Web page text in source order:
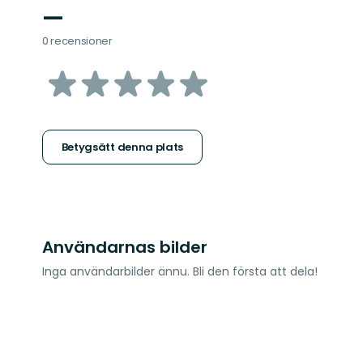
—
0 recensioner
av
stjärnor
Betygsätt denna plats
Användarnas bilder
Inga användarbilder ännu. Bli den första att dela!